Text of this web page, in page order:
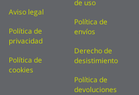
Aviso legal
Política de
privacidad
Política de
cookies
de uso
Política de
envíos
Derecho de
desistimiento
Política de
devoluciones